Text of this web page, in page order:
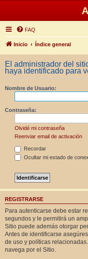
FAQ
Inicio Índice general
El administrador del
haya identificado para
Nombre de Usuario:
Contraseña:
Olvidé mi contraseña
Reenviar email de activación
Recordar
Ocultar mi estado de
REGISTRARSE
Para autenticarse debe estar
segundos y le permitirá un
Sitio puede además otorgar
Antes de identificarse
de uso y políticas
navega por el Sitio.